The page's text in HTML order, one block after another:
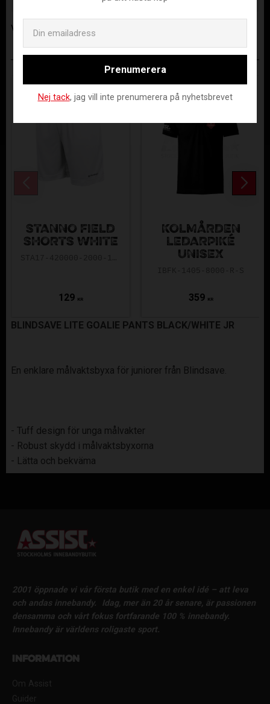
Visa alla produkter från Fat Pipe
STANNO FIELD
SHORTS WHITE
129 KR
KOLMÅRDEN
LEDARPIKÉ
UNISEX
359 KR
BLINDSAVE LITE GOALIE PANTS BLACK/WHITE JR
En enklare målvaktsbyxa för juniorer från Blindsave.
- Tuff design för unga målvakter
- Robust skydd i målvaktsbyxorna
- Lätta och bekväma
2001 öppnade vi vår första butik med en enkel idé – att leva
och andas innebandy.
Idag, mer än 20 år senare, är passionen
densamma och vårt fokus fortfarande 100 % innebandy.
Innebandy är världens roligaste sport.
Information
Om Assist
Guider
Prenumerera
Nej tack, jag vill inte prenumerera på nyhetsbrevet